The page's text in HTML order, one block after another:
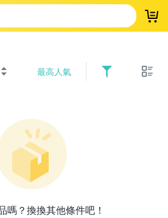
登
最高人氣
嗎？換換其他條件吧！